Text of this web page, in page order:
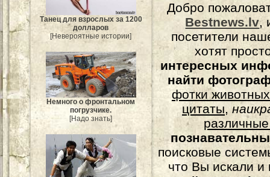
Танец для взрослых за 1200
долларов
[Невероятные истории]
Немного о фронтальном
погрузчике.
[Надо знать]
Добро
Bestnews.lv,
посетители
хотят
интересных
найти
фотки животных
цитаты,
поисковые
что Вы искали и